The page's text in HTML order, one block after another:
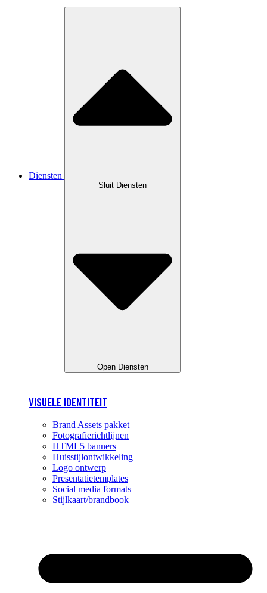
Diensten
Sluit Diensten
Open Diensten
VISUELE IDENTITEIT
Brand Assets pakket
Fotografierichtlijnen
HTML5 banners
Huisstijlontwikkeling
Logo ontwerp
Presentatietemplates
Social media formats
Stijlkaart/brandbook